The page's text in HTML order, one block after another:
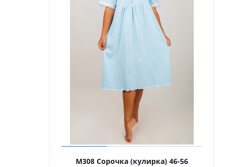
М308 Сорочка (кулирка) 46-56